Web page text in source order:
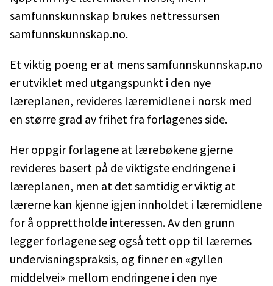
samfunnskunnskap brukes nettressursen
samfunnskunnskap.no.
Et viktig poeng er at mens samfunnskunnskap.no
er utviklet med utgangspunkt i den nye
læreplanen, revideres læremidlene i norsk med
en større grad av frihet fra forlagenes side.
Her oppgir forlagene at lærebøkene gjerne
revideres basert på de viktigste endringene i
læreplanen, men at det samtidig er viktig at
lærerne kan kjenne igjen innholdet i læremidlene
for å opprettholde interessen. Av den grunn
legger forlagene seg også tett opp til lærernes
undervisningspraksis, og finner en «gyllen
middelvei» mellom endringene i den nye